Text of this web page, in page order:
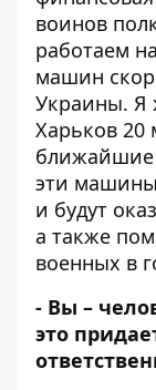
воинов
работаем
машин
Украины. Я
Харьков
ближайшие
эти машины
и будут
а также
военных в
- Вы –
это